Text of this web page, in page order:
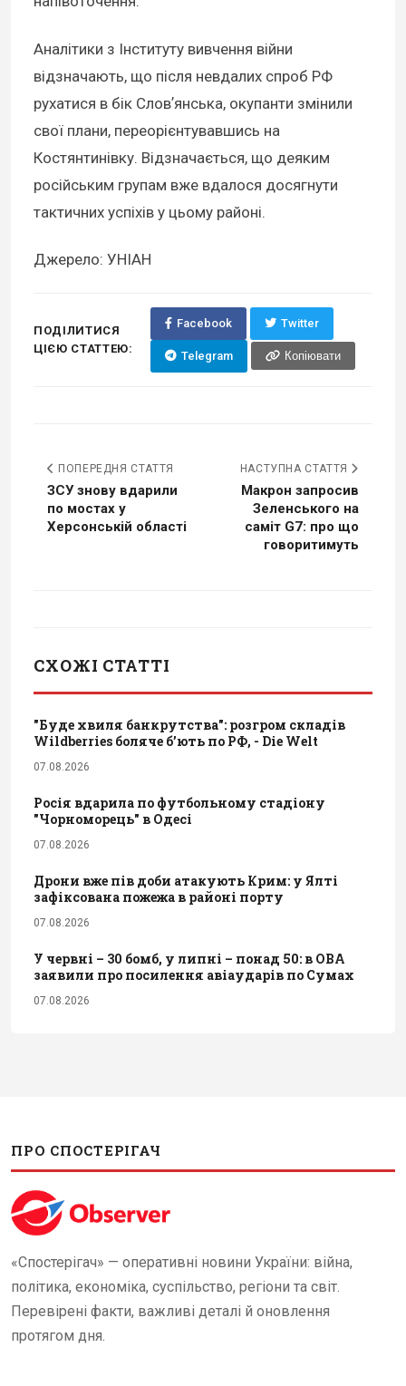
Аналітики з Інституту вивчення війни
відзначають, що після невдалих спроб РФ
рухатися в бік Словʼянська, окупанти змінили
свої плани, переорієнтувавшись на
Костянтинівку. Відзначається, що деяким
російським групам вже вдалося досягнути
тактичних успіхів у цьому районі.
Джерело: УНІАН
ПОДІЛИТИСЯ
ЦІЄЮ СТАТТЕЮ:
Facebook Twitter
Telegram Копіювати
ПОПЕРЕДНЯ СТАТТЯ
ЗСУ знову вдарили
по мостах у
Херсонській області
НАСТУПНА СТАТТЯ
Макрон запросив
Зеленського на
саміт G7: про що
говоритимуть
СХОЖІ СТАТТІ
"Буде хвиля банкрутства": розгром складів
Wildberries боляче бʼють по РФ, - Die Welt
07.08.2026
Росія вдарила по футбольному стадіону
"Чорноморець" в Одесі
07.08.2026
Дрони вже пів доби атакують Крим: у Ялті
зафіксована пожежа в районі порту
07.08.2026
У червні – 30 бомб, у липні – понад 50: в ОВА
заявили про посилення авіаударів по Сумах
07.08.2026
ПРО СПОСТЕРІГАЧ
«Спостерігач» — оперативні новини України: війна,
політика, економіка, суспільство, регіони та світ.
Перевірені факти, важливі деталі й оновлення
протягом дня.